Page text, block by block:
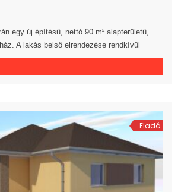
egy új építésű, nettó 90 m² alapterületű,
A lakás belső elrendezése rendkívül
3 hálószoba, fürdőszoba, külön WC
[…]
Eladó